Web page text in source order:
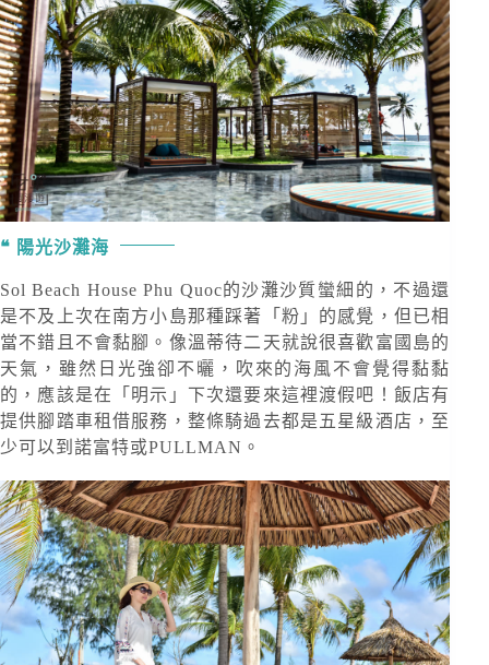
陽光沙灘海
Sol Beach House Phu Quoc的沙灘沙質蠻細的，不過還
是不及上次在南方小島那種踩著「粉」的感覺，但已相
當不錯且不會黏腳。像溫蒂待二天就說很喜歡富國島的
天氣，雖然日光強卻不曬，吹來的海風不會覺得黏黏
的，應該是在「明示」下次還要來這裡渡假吧！飯店有
提供腳踏車租借服務，整條騎過去都是五星級酒店，至
少可以到諾富特或PULLMAN。